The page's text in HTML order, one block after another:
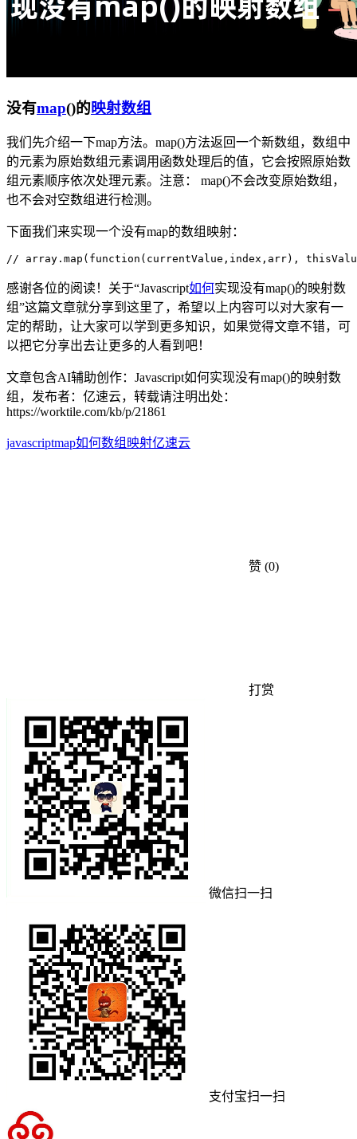
没有map()的映射数组
我们先介绍一下map方法。map()方法返回一个新数组，数组中
的元素为原始数组元素调用函数处理后的值，它会按照原始数
组元素顺序依次处理元素。注意： map()不会改变原始数组，
也不会对空数组进行检测。
下面我们来实现一个没有map的数组映射：
// array.map(function(currentValue,index,arr),
感谢各位的阅读！关于“Javascript如何实现没有map()的映射数
组”这篇文章就分享到这里了，希望以上内容可以对大家有一
定的帮助，让大家可以学到更多知识，如果觉得文章不错，可
以把它分享出去让更多的人看到吧！
文章包含AI辅助创作：Javascript如何实现没有map()的映射数
组，发布者：亿速云，转载请注明出处：
https://worktile.com/kb/p/21861
javascriptmap如何数组 映射亿速云
赞 (0)
打赏
微信扫一扫
支付宝扫一扫